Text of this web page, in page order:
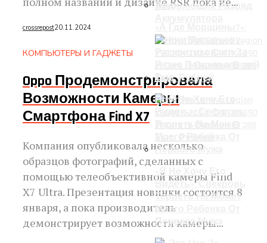
Ирину Муравьеву
Вид
«Я Не Хочу Его
Видеть»: Свекровь
Терпеть Не Может
Моего Ребенка От
Первого Мужа
Ускоряющих Разряд
Ноутбук Lenovo Legion
crossrepost20.11.2024
КОМПЬЮТЕРЫ И ГАДЖЕТЫ
Oppo Продемонстрировала
Возможности Камеры
Смартфона Find X7
Компания опубликовала несколько
образцов фотографий, сделанных с
помощью телеобъективной камеры Find
X7 Ultra. Презентация новинки состоится 8
января, а пока производитель
демонстрирует возможности камеры...